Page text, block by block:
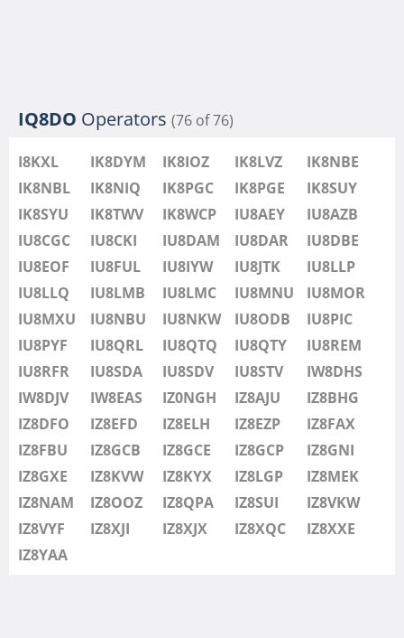
IQ8DO Operators (76 of 76)
I8KXL IK8DYM IK8IOZ IK8LVZ
IK8NBE
IK8NBL
IK8NIQ IK8PGC IK8PGE
IK8SUY
IK8SYU
IK8TWV IK8WCP IU8AEY
IU8AZB
IU8CGC
IU8CKI IU8DAM IU8DAR
IU8DBE
IU8EOF
IU8FUL IU8IYW IU8JTK
IU8LLP
IU8LLQ
IU8LMB IU8LMC IU8MNU
IU8MOR
IU8MXU
IU8NBU IU8NKW IU8ODB
IU8PIC
IU8PYF
IU8QRL IU8QTQ IU8QTY
IU8REM
IU8RFR
IU8SDA IU8SDV IU8STV
IW8DHS
IW8DJV
IW8EAS IZ0NGH IZ8AJU
IZ8BHG
IZ8DFO
IZ8EFD IZ8ELH IZ8EZP
IZ8FAX
IZ8FBU
IZ8GCB IZ8GCE IZ8GCP
IZ8GNI
IZ8GXE
IZ8KVW IZ8KYX IZ8LGP
IZ8MEK
IZ8NAM
IZ8OOZ IZ8QPA IZ8SUI
IZ8VKW
IZ8VYF
IZ8XJI IZ8XJX IZ8XQC
IZ8XXE
IZ8YAA